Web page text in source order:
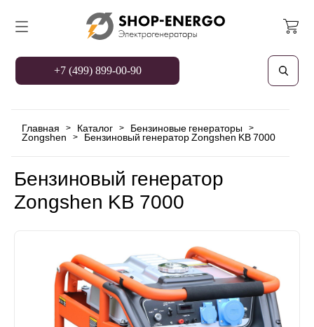
+7 (499) 899-00-90
Главная > Каталог > Бензиновые генераторы >
Zongshen > Бензиновый генератор Zongshen KB 7000
Бензиновый генератор
Zongshen KB 7000